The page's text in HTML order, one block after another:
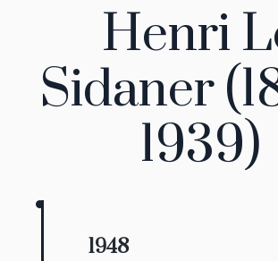
Henri
Sidaner
1939)
1948